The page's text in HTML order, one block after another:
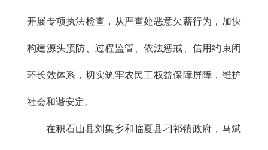
开展专项执法检查，从严查处恶意欠薪行为，加快
构建源头预防、过程监管、依法惩戒、信用约束闭
环长效体系，切实筑牢农民工权益保障屏障，维护
社会和谐安定。
在积石山县刘集乡和临夏县刁祁镇政府，马斌